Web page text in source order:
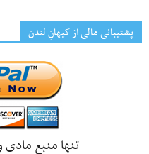
پشتیبانی مالی از کیهانِ لندن
تنها منبع